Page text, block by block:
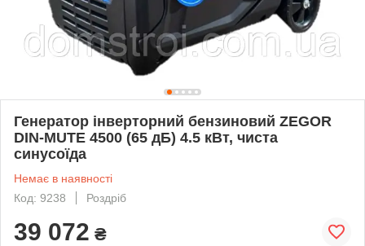
Генератор інверторний бензиновий ZEGOR
DIN-MUTE 4500 (65 дБ) 4.5 кВт, чиста
синусоїда
Немає в наявності
Код: 9238
Роздріб
39 072 ₴